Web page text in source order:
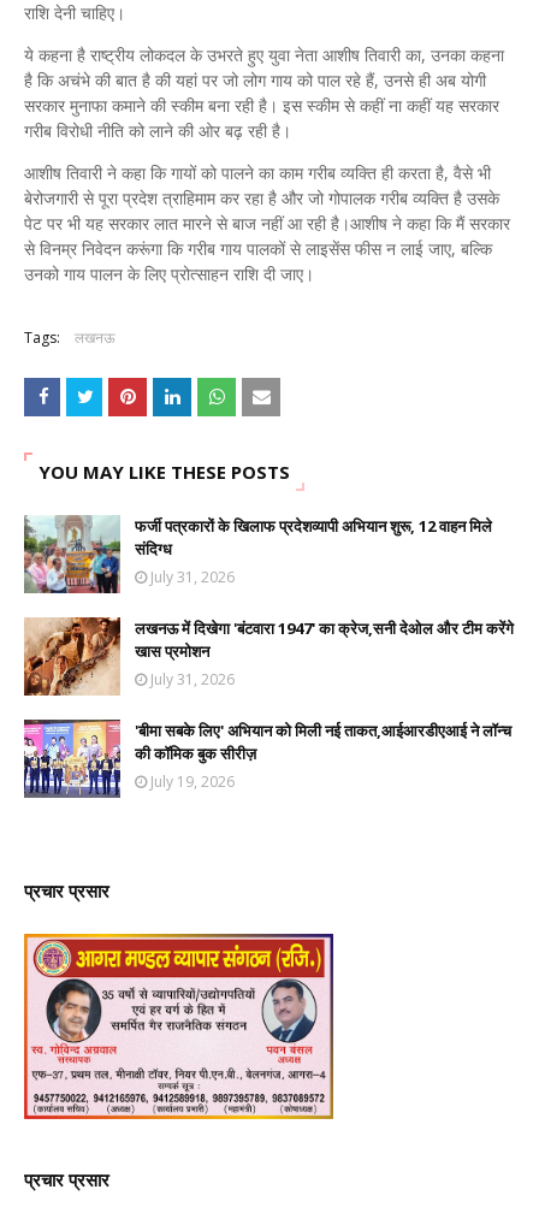
राशि देनी चाहिए।
ये कहना है राष्ट्रीय लोकदल के उभरते हुए युवा नेता आशीष तिवारी का, उनका कहना
है कि अचंभे की बात है की यहां पर जो लोग गाय को पाल रहे हैं, उनसे ही अब योगी
सरकार मुनाफा कमाने की स्कीम बना रही है। इस स्कीम से कहीं ना कहीं यह सरकार
गरीब विरोधी नीति को लाने की ओर बढ़ रही है।
आशीष तिवारी ने कहा कि गायों को पालने का काम गरीब व्यक्ति ही करता है, वैसे भी
बेरोजगारी से पूरा प्रदेश त्राहिमाम कर रहा है और जो गोपालक गरीब व्यक्ति है उसके
पेट पर भी यह सरकार लात मारने से बाज नहीं आ रही है।आशीष ने कहा कि मैं सरकार
से विनम्र निवेदन करूंगा कि गरीब गाय पालकों से लाइसेंस फीस न लाई जाए, बल्कि
उनको गाय पालन के लिए प्रोत्साहन राशि दी जाए।
Tags: लखनऊ
YOU MAY LIKE THESE POSTS
फर्जी पत्रकारों के खिलाफ प्रदेशव्यापी अभियान शुरू, 12 वाहन मिले
संदिग्ध
July 31, 2026
लखनऊ में दिखेगा 'बंटवारा 1947' का क्रेज,सनी देओल और टीम करेंगे
खास प्रमोशन
July 31, 2026
'बीमा सबके लिए' अभियान को मिली नई ताकत,आईआरडीएआई ने लॉन्च
की कॉमिक बुक सीरीज़
July 19, 2026
प्रचार प्रसार
प्रचार प्रसार